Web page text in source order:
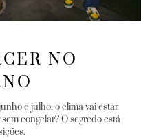
NO
e julho, o clima vai estar
congelar? O segredo está